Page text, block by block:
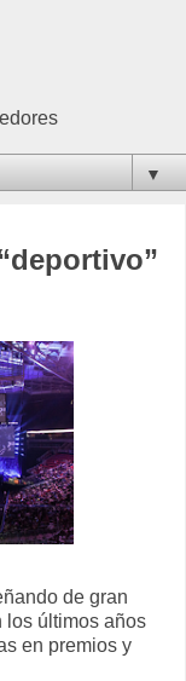
▼
de gran
los últimos años
en premios y